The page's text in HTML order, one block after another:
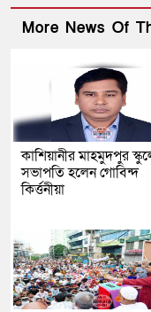
More News Of
কাশিয়ানীর মাহমুদপুর
সভাপতি হলেন গোবিন্দ
কির্ত্তনীয়া